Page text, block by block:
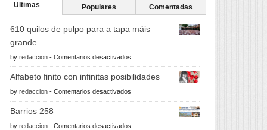
Ultimas Populares Comentadas
610 quilos de pulpo para a tapa máis
grande
by redaccion - Comentarios desactivados
610
Alfabeto finito con infinitas posibilidades
by redaccion - Comentarios desactivados
Alfabeto
Barrios 258
by redaccion - Comentarios desactivados